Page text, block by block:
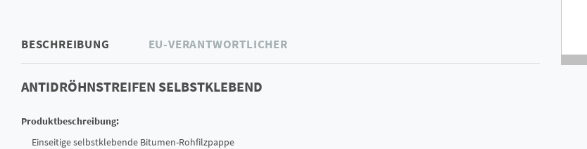
BESCHREIBUNG EU-VERANTWORTLICHER
ANTIDRÖHNSTREIFEN SELBSTKLEBEND
Produktbeschreibung:
Einseitige selbstklebende Bitumen-Rohfilzpappe